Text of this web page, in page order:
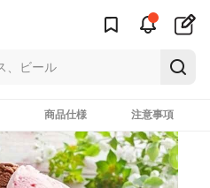
商品仕様 注意事項